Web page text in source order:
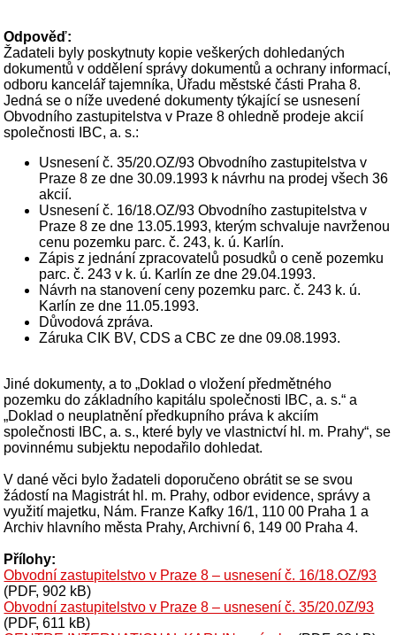
Odpověď:
Žadateli byly poskytnuty kopie veškerých dohledaných
dokumentů v oddělení správy dokumentů a ochrany informací,
odboru kancelář tajemníka, Úřadu městské části Praha 8.
Jedná se o níže uvedené dokumenty týkající se usnesení
Obvodního zastupitelstva v Praze 8 ohledně prodeje akcií
společnosti IBC, a. s.:
Usnesení č. 35/20.OZ/93 Obvodního zastupitelstva v
Praze 8 ze dne 30.09.1993 k návrhu na prodej všech 36
akcií.
Usnesení č. 16/18.OZ/93 Obvodního zastupitelstva v
Praze 8 ze dne 13.05.1993, kterým schvaluje navrženou
cenu pozemku parc. č. 243, k. ú. Karlín.
Zápis z jednání zpracovatelů posudků o ceně pozemku
parc. č. 243 v k. ú. Karlín ze dne 29.04.1993.
Návrh na stanovení ceny pozemku parc. č. 243 k. ú.
Karlín ze dne 11.05.1993.
Důvodová zpráva.
Záruka CIK BV, CDS a CBC ze dne 09.08.1993.
Jiné dokumenty, a to „Doklad o vložení předmětného
pozemku do základního kapitálu společnosti IBC, a. s.“ a
„Doklad o neuplatnění předkupního práva k akciím
společnosti IBC, a. s., které byly ve vlastnictví hl. m. Prahy“, se
povinnému subjektu nepodařilo dohledat.
V dané věci bylo žadateli doporučeno obrátit se se svou
žádostí na Magistrát hl. m. Prahy, odbor evidence, správy a
využití majetku, Nám. Franze Kafky 16/1, 110 00 Praha 1 a
Archiv hlavního města Prahy, Archivní 6, 149 00 Praha 4.
Přílohy:
Obvodní zastupitelstvo v Praze 8 – usnesení č. 16/18.OZ/93
(PDF, 902 kB)
Obvodní zastupitelstvo v Praze 8 – usnesení č. 35/20.0Z/93
(PDF, 611 kB)